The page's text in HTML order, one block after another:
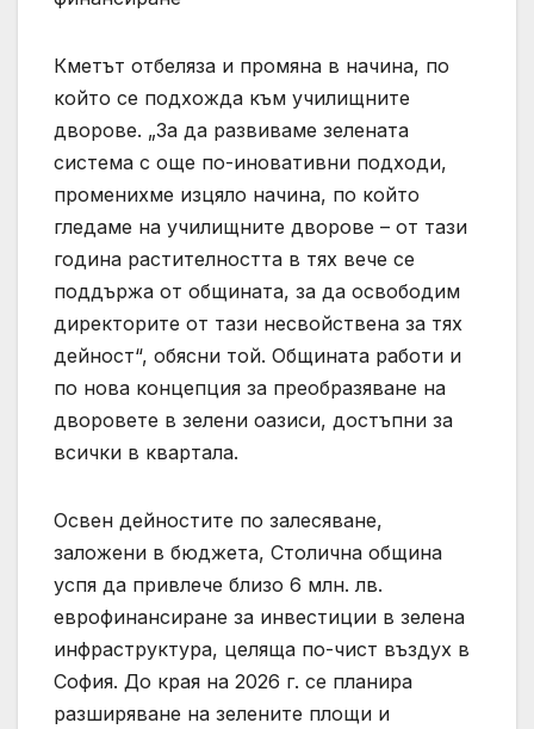
Кметът отбеляза и промяна в начина, по
който се подхожда към училищните
дворове. „За да развиваме зелената
система с още по-иновативни подходи,
променихме изцяло начина, по който
гледаме на училищните дворове – от тази
година растителността в тях вече се
поддържа от общината, за да освободим
директорите от тази несвойствена за тях
дейност“, обясни той. Общината работи и
по нова концепция за преобразяване на
дворовете в зелени оазиси, достъпни за
всички в квартала.
Освен дейностите по залесяване,
заложени в бюджета, Столична община
успя да привлече близо 6 млн. лв.
еврофинансиране за инвестиции в зелена
инфраструктура, целяща по-чист въздух в
София. До края на 2026 г. се планира
разширяване на зелените площи и